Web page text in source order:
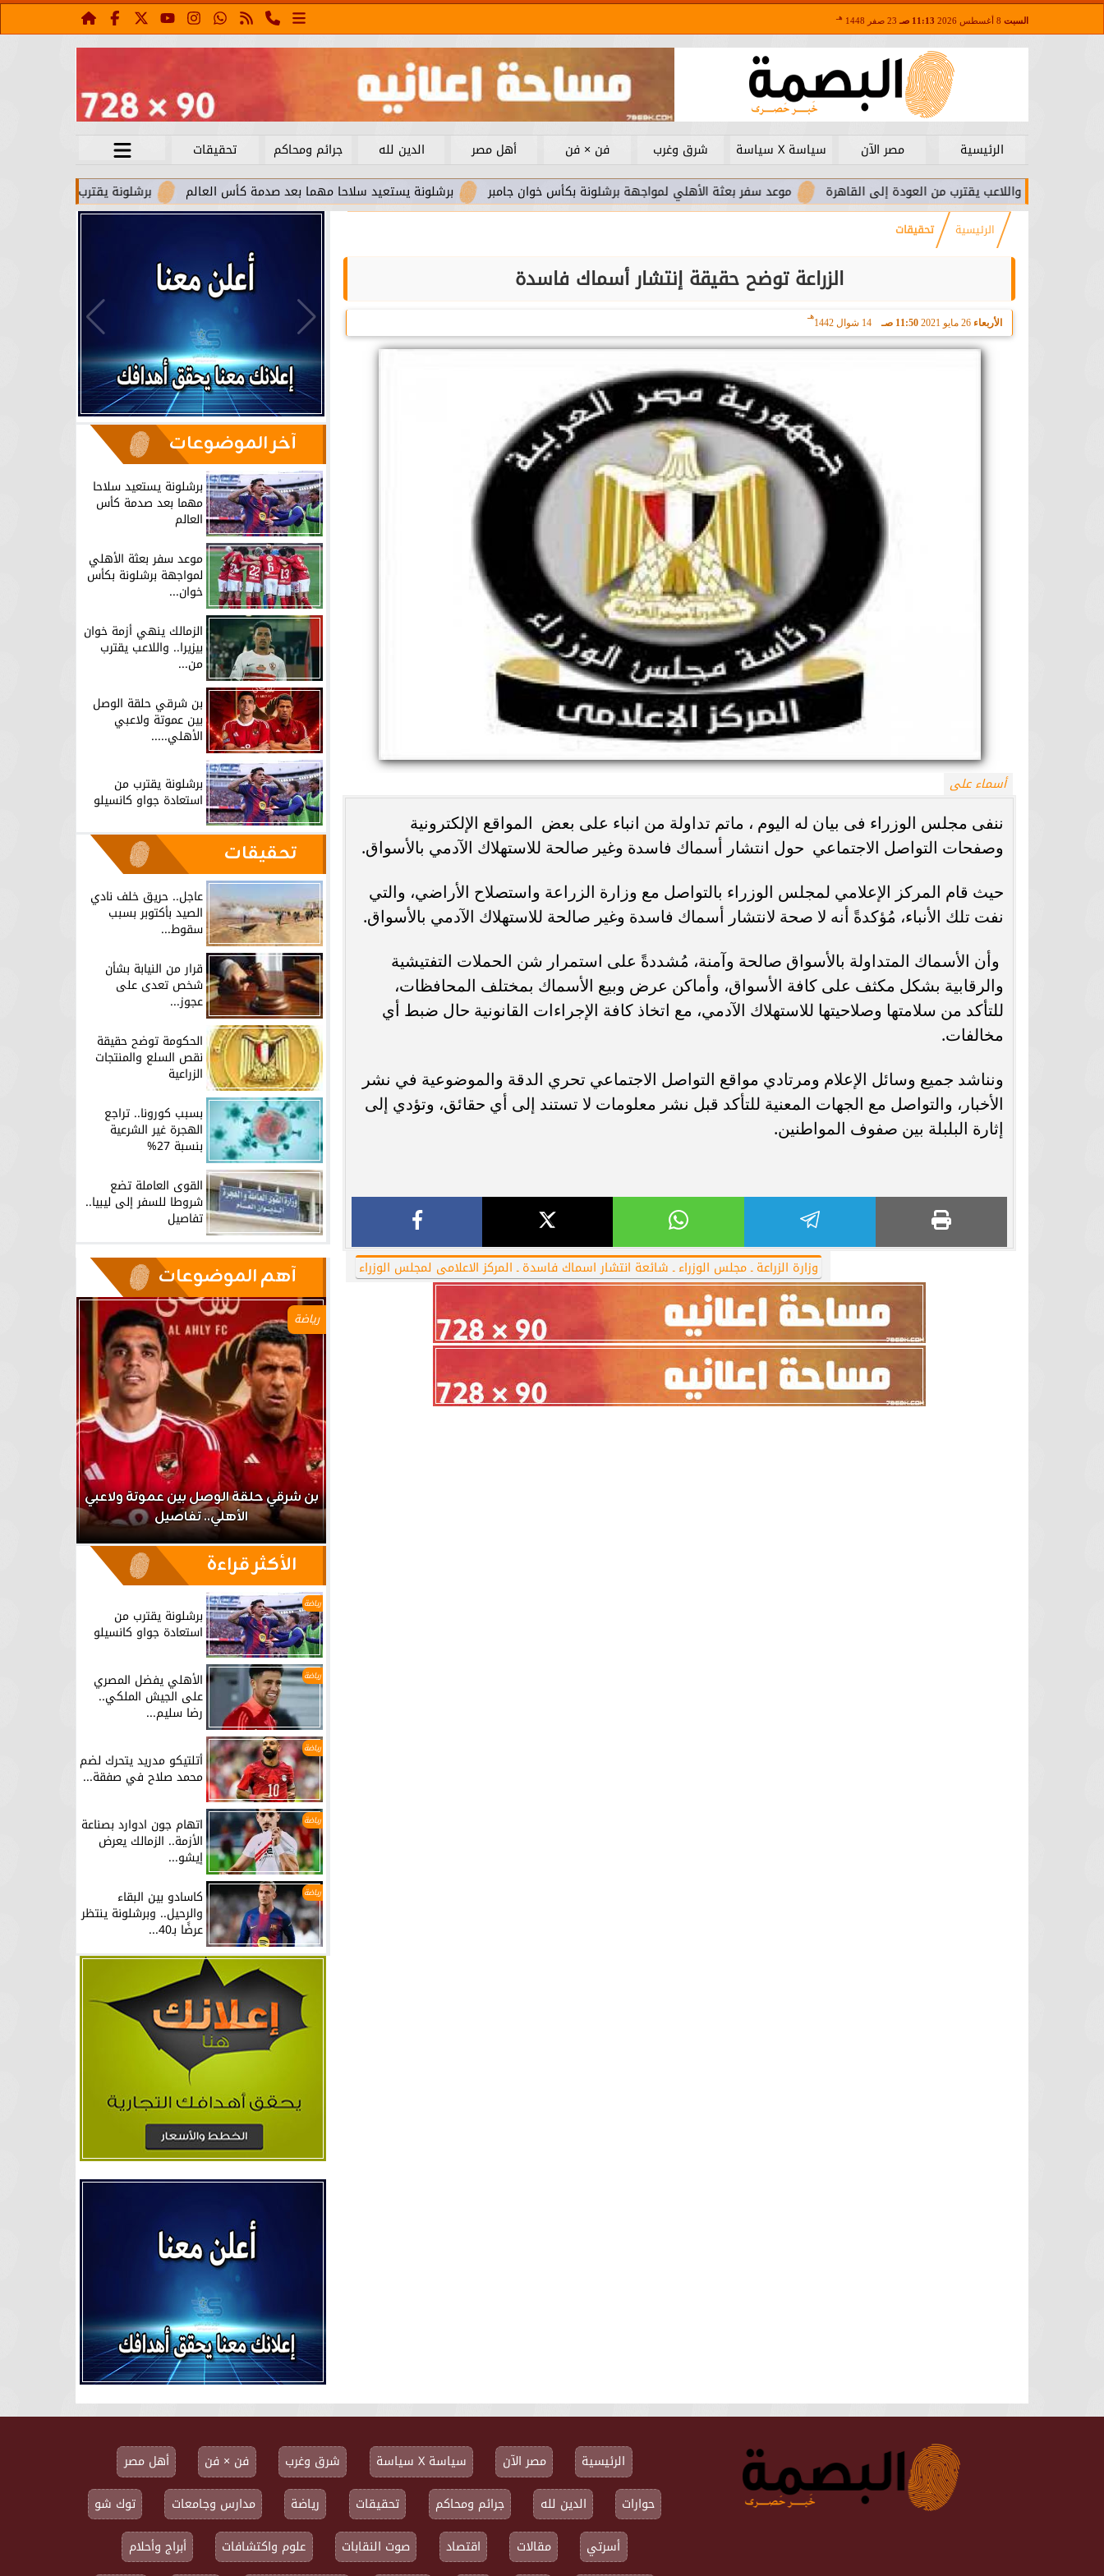
السبت 11:13 صـ 23 صفر 1448 هـ
الرئيسية مصر الآن سياسة X سياسة شرق وغرب فن × فن أهل مصر الدين لله جرائم ومحاكم
تحقيقات
برشلونة يقترب من استعادة جواو
برشلونة يستعيد سلاحا مهما بعد صدمة كأس العالم موعد سفر بعثة الأهلي لمواجهة برشلونة بكأس خوان جامبر واللاعب يقترب من العودة إلى القاهرة
الرئيسية تحقيقات
الزراعة توضح حقيقة إنتشار أسماك فاسدة
الأربعاء 26 مايو 2021 11:50 صـ 14 شوال 1442
هـ
أسماء على
ننفى مجلس الوزراء فى بيان له اليوم ، ماتم تداولة من انباء على بعض المواقع الإلكترونية
وصفحات التواصل الاجتماعي حول انتشار أسماك فاسدة وغير صالحة للاستهلاك الآدمي بالأسواق.
حيث قام المركز الإعلامي لمجلس الوزراء بالتواصل مع وزارة الزراعة واستصلاح الأراضي، والتي
نفت تلك الأنباء، مُؤكدةً أنه لا صحة لانتشار أسماك فاسدة وغير صالحة للاستهلاك الآدمي بالأسواق.
وأن الأسماك المتداولة بالأسواق صالحة وآمنة، مُشددةً على استمرار شن الحملات التفتيشية
والرقابية بشكل مكثف على كافة الأسواق، وأماكن عرض وبيع الأسماك بمختلف المحافظات،
للتأكد من سلامتها وصلاحيتها للاستهلاك الآدمي، مع اتخاذ كافة الإجراءات القانونية حال ضبط أي
مخالفات.
ونناشد جميع وسائل الإعلام ومرتادي مواقع التواصل الاجتماعي تحري الدقة والموضوعية في نشر
الأخبار، والتواصل مع الجهات المعنية للتأكد قبل نشر معلومات لا تستند إلى أي حقائق، وتؤدي إلى
إثارة البلبلة بين صفوف المواطنين.
وزارة الزراعة ـ مجلس الوزراء ـ شائعة انتشار اسماك فاسدة ـ المركز الاعلامى لمجلس الوزراء
آخر الموضوعات
برشلونة يستعيد سلاحا
مهما بعد صدمة كأس
العالم
موعد سفر بعثة الأهلي
لمواجهة برشلونة بكأس
خوان...
الزمالك ينهي أزمة خوان
بيزيرا.. واللاعب يقترب
من...
بن شرقي حلقة الوصل
بين عموتة ولاعبي
الأهلي.....
برشلونة يقترب من
استعادة جواو كانسيلو
تحقيقات
عاجل.. حريق خلف نادي
الصيد بأكتوبر بسبب
سقوط...
قرار من النيابة بشأن
شخص تعدى على
عجوز...
الحكومة توضح حقيقة
نقص السلع والمنتجات
الزراعية
بسبب كورونا.. تراجع
الهجرة غير الشرعية
بنسبة 27%
القوى العاملة تضع
شروطا للسفر إلى ليبيا..
تفاصيل
آهم الموضوعات
رياضة
بن شرقي حلقة الوصل بين عموتة ولاعبي
الأهلي.. تفاصيل
الأكثر قراءة
رياضة
برشلونة يقترب من
استعادة جواو كانسيلو
رياضة الأهلي يفضل المصري
على الجيش الملكي..
رضا سليم...
رياضة
أتلتيكو مدريد يتحرك لضم
محمد صلاح في صفقة...
رياضة اتهام جون ادوارد بصناعة
الأزمة.. الزمالك يعرض
إيشو...
رياضة كاسادو بين البقاء
والرحيل.. وبرشلونة ينتظر
عرضًا بـ40...
الرئيسية مصر الآن سياسة X سياسة شرق وغرب فن × فن
أهل مصر
حوارات
الدين لله جرائم ومحاكم تحقيقات رياضة مدارس وجامعات
توك شو
أسرتي
مقالات اقتصاد صوت النقابات علوم واكتشافات أبراج وأحلام